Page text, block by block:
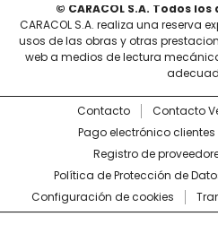
© CARACOL S.A. Todos
CARACOL S.A. realiza una reserva
usos de las obras y otras
web a medios de lectura
Contacto Contacto
Pago electrónico clientes
Registro de
Política de Protección de
Configuración de cookies